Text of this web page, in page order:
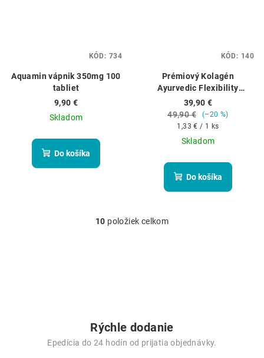
Aquamin vápnik 350mg 100
tabliet
9,90 €
Skladom
Do košíka
KÓD: 734
Prémiový Kolagén
Ayurvedic Flexibility
complex 30x12g
39,90 €
49,90 €
(–20 %)
Jednotková
cena:
1,33 € / 1 ks
Skladom
Do košíka
KÓD: 140
O
i
e
p
10 položiek celkom
Rýchle dodanie
Epedícia do 24 hodín od prijatia objednávky.